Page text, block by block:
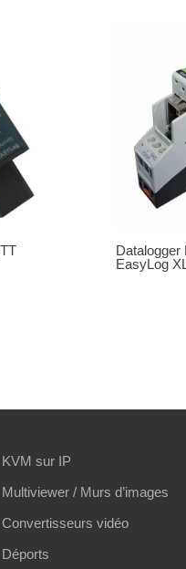
EasyLog
KVM sur IP
Multiviewer / Murs d’images
Convertisseurs vidéo
Déports